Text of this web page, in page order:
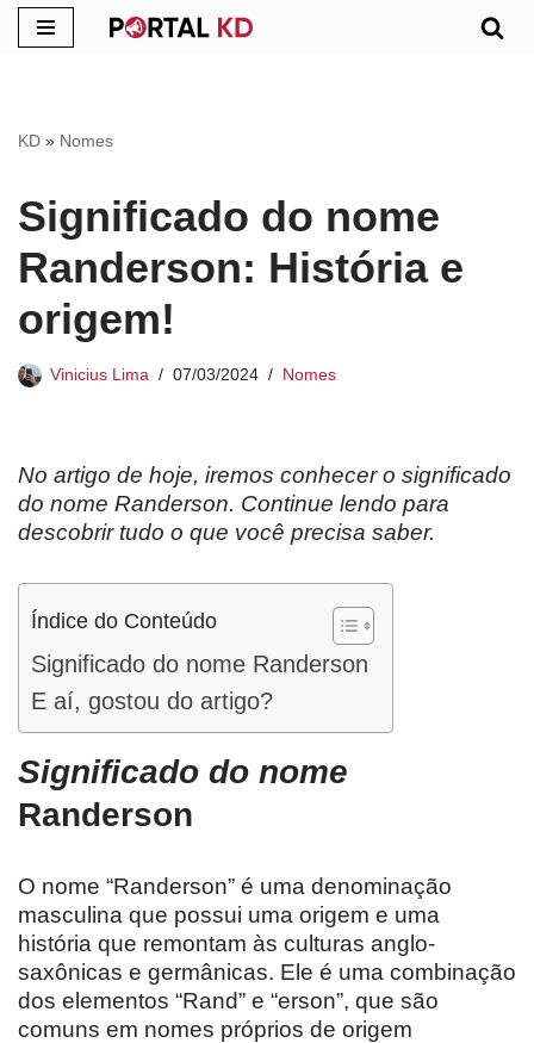
conteúdo
KD » Nomes
Significado do nome
Randerson: História e
origem!
Vinicius Lima 07/03/2024 Nomes
No artigo de hoje, iremos conhecer o significado
do nome Randerson. Continue lendo para
descobrir tudo o que você precisa saber.
Índice do Conteúdo
Significado do nome Randerson
E aí, gostou do artigo?
Significado do nome
Randerson
O nome “Randerson” é uma denominação
masculina que possui uma origem e uma
história que remontam às culturas anglo-
saxônicas e germânicas. Ele é uma combinação
dos elementos “Rand” e “erson”, que são
comuns em nomes próprios de origem